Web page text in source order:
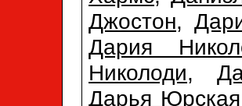
Джостон,
Дария
Николоди,
Дарья Юрская